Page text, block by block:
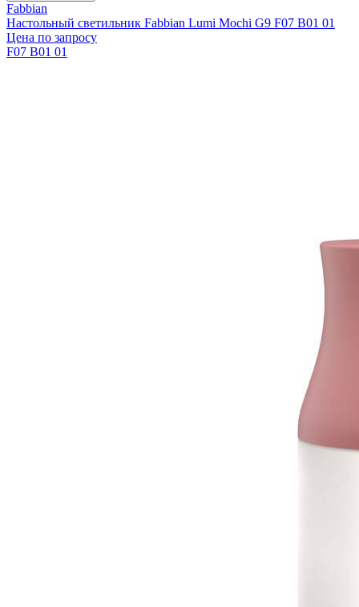
Fabbian
Настольный светильник Fabbian Lumi Mochi G9 F07 B01 01
Цена по запросу
F07 B01 01